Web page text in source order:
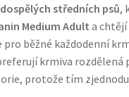
dospělých středních psů,
Medium Adulta
pro běžné každodenní
krmiva rozdělená
protože tím